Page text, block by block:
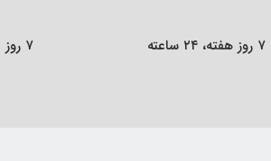
۷ روز هفته، ۲۴ ساعته ۷ روز ضمانت بازگشت کالا